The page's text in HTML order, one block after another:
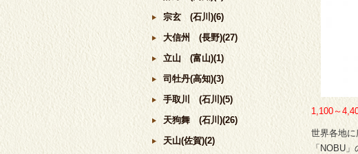
宗玄 (石川)(6)
大信州 (長野)(27)
立山 (富山)(1)
司牡丹(高知)(3)
手取川 (石川)(5)
天狗舞 (石川)(26)
天山(佐賀)(2)
1,100～
世界各地
「NOBU